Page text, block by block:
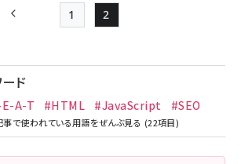
送
り
前ページ Page
1
Page
2
ド
A-T #HTML #JavaScript
#SEO